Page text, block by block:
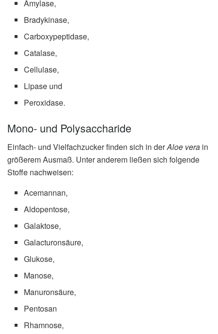
Amylase,
Bradykinase,
Carboxypeptidase,
Catalase,
Cellulase,
Lipase und
Peroxidase.
Mono- und Polysaccharide
Einfach- und Vielfachzucker finden sich in derAloe vera in
größerem Ausmaß. Unter anderem ließen sich folgende
Stoffe nachweisen:
Acemannan,
Aldopentose,
Galaktose,
Galacturonsäure,
Glukose,
Manose,
Manuronsäure,
Pentosan
Rhamnose,